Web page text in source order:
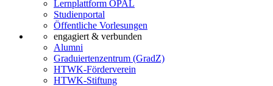
Lernplattform OPAL
Studienportal
Öffentliche Vorlesungen
engagiert & verbunden
Alumni
Graduiertenzentrum (GradZ)
HTWK-Förderverein
HTWK-Stiftung